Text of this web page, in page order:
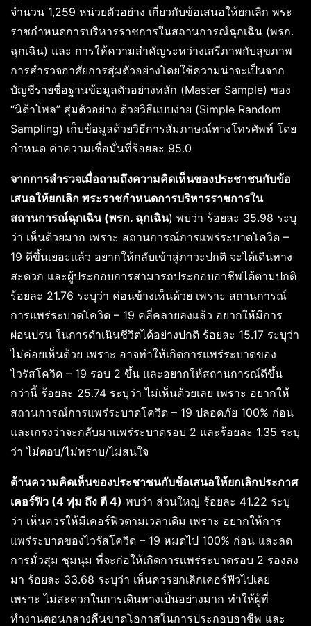
จำนวน 1,259 หน่วยตัวอย่าง เกี่ยวกับข้อเสนอให้ยกเลิก พระ
ราชกำหนดการบริหารราชการในสถานการณ์ฉุกเฉิน (พรก.
ฉุกเฉิน) และ การให้ความสำคัญระหว่างเสรีภาพกับสุขภาพ
การสำรวจอาศัยการสุ่มตัวอย่างโดยใช้ความน่าจะเป็นจาก
บัญชีรายชื่อฐานข้อมูลตัวอย่างหลัก (Master Sample) ของ
“นิด้าโพล” สุ่มตัวอย่าง ด้วยวิธีแบบง่าย (Simple Random
Sampling) เก็บข้อมูลด้วยวิธีการสัมภาษณ์ทางโทรศัพท์ โดย
กำหนด ค่าความเชื่อมั่นที่ร้อยละ 95.0
จากการสำรวจเมื่อถามถึงความคิดเห็นของประชาชนกับข้อ
เสนอให้ยกเลิก พระราชกำหนดการบริหารราชการใน
สถานการณ์ฉุกเฉิน (พรก. ฉุกเฉิน) พบว่า ร้อยละ 35.98 ระบุ
ว่า เห็นด้วยมาก เพราะ สถานการณ์การแพร่ระบาดโควิด –
19 ดีขึ้นเยอะเเล้ว อยากให้กลับเข้าสู่ภาวะปกติ จะได้เดินทาง
สะดวก และผู้ประกอบการสามารถประกอบอาชีพได้ตามปกติ
ร้อยละ 21.76 ระบุว่า ค่อนข้างเห็นด้วย เพราะ สถานการณ์
การแพร่ระบาดโควิด – 19 คลี่คลายลงแล้ว อยากให้มีการ
ผ่อนปรน ในการดำเนินชีวิตได้อย่างปกติ ร้อยละ 15.17 ระบุว่า
ไม่ค่อยเห็นด้วย เพราะ อาจทำให้เกิดการแพร่ระบาดของ
ไวรัสโควิด – 19 รอบ 2 ขึ้น และอยากให้สถานการณ์ดีขึ้น
กว่านี้ ร้อยละ 25.74 ระบุว่า ไม่เห็นด้วยเลย เพราะ อยากให้
สถานการณ์การแพร่ระบาดโควิด – 19 ปลอดภัย 100% ก่อน
และเกรงว่าจะกลับมาเเพร่ระบาดรอบ 2 และร้อยละ 1.35 ระบุ
ว่า ไม่ตอบ/ไม่ทราบ/ไม่สนใจ
ด้านความคิดเห็นของประชาชนกับข้อเสนอให้ยกเลิกประกาศ
เคอร์ฟิว (4 ทุ่ม ถึง ตี 4) พบว่า ส่วนใหญ่ ร้อยละ 41.22 ระบุ
ว่า เห็นควรให้มีเคอร์ฟิวตามเวลาเดิม เพราะ อยากให้การ
แพร่ระบาดของไวรัสโควิด – 19 หมดไป 100% ก่อน และลด
การมั่วสุม ชุมนุม ที่จะก่อให้เกิดการเเพร่ระบาดรอบ 2 รองลง
มา ร้อยละ 33.68 ระบุว่า เห็นควรยกเลิกเคอร์ฟิวไปเลย
เพราะ ไม่สะดวกในการเดินทางเป็นอย่างมาก ทำให้ผู้ที่
ทำงานตอนกลางคืนขาดโอกาสในการประกอบอาชีพ และ